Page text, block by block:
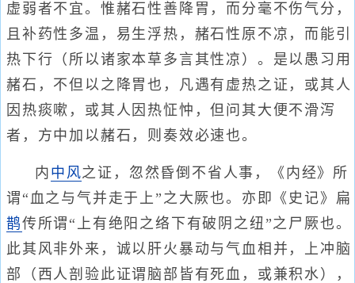
虚弱者不宜。惟赭石性善降胃，而分毫不伤气分，
且补药性多温，易生浮热，赭石性原不凉，而能引
热下行（所以诸家本草多言其性凉）。是以愚习用
赭石，不但以之降胃也，凡遇有虚热之证，或其人
因热痰嗽，或其人因热怔忡，但问其大便不滑泻
者，方中加以赭石，则奏效必速也。
内 中风之证，忽然昏倒不省人事，《内经》所
谓“血之与气并走于上”之大厥也。亦即《史记》扁
鹊传所谓“上有绝阳之络下有破阴之纽”之尸厥也。
此其风非外来，诚以肝火暴动与气血相并，上冲脑
部（西人剖验此证谓脑部皆有死血，或兼积水），